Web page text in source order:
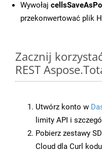
Wywołaj
przekonwertować plik
Zacznij
REST
Utwórz konto w
limity API i
Pobierz zestawy
Cloud dla Curl